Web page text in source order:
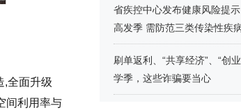
,全面升级
间利用率与
省疾控中心发布健康风险提
高发季 需防范三类传染性疾
刷单返利、“共享经济”、“
学季，这些诈骗要当心